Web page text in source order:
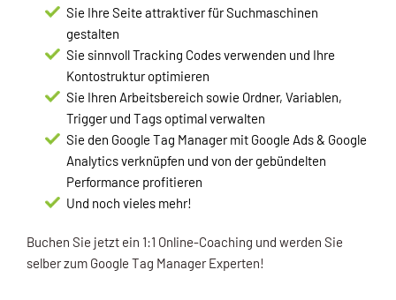
Sie Ihre Seite attraktiver für Suchmaschinen
gestalten
Sie sinnvoll Tracking Codes verwenden und Ihre
Kontostruktur optimieren
Sie Ihren Arbeitsbereich sowie Ordner, Variablen,
Trigger und Tags optimal verwalten
Sie den Google Tag Manager mit Google Ads & Google
Analytics verknüpfen und von der gebündelten
Performance profitieren
Und noch vieles mehr!
Buchen Sie jetzt ein 1:1 Online-Coaching und werden Sie
selber zum Google Tag Manager Experten!